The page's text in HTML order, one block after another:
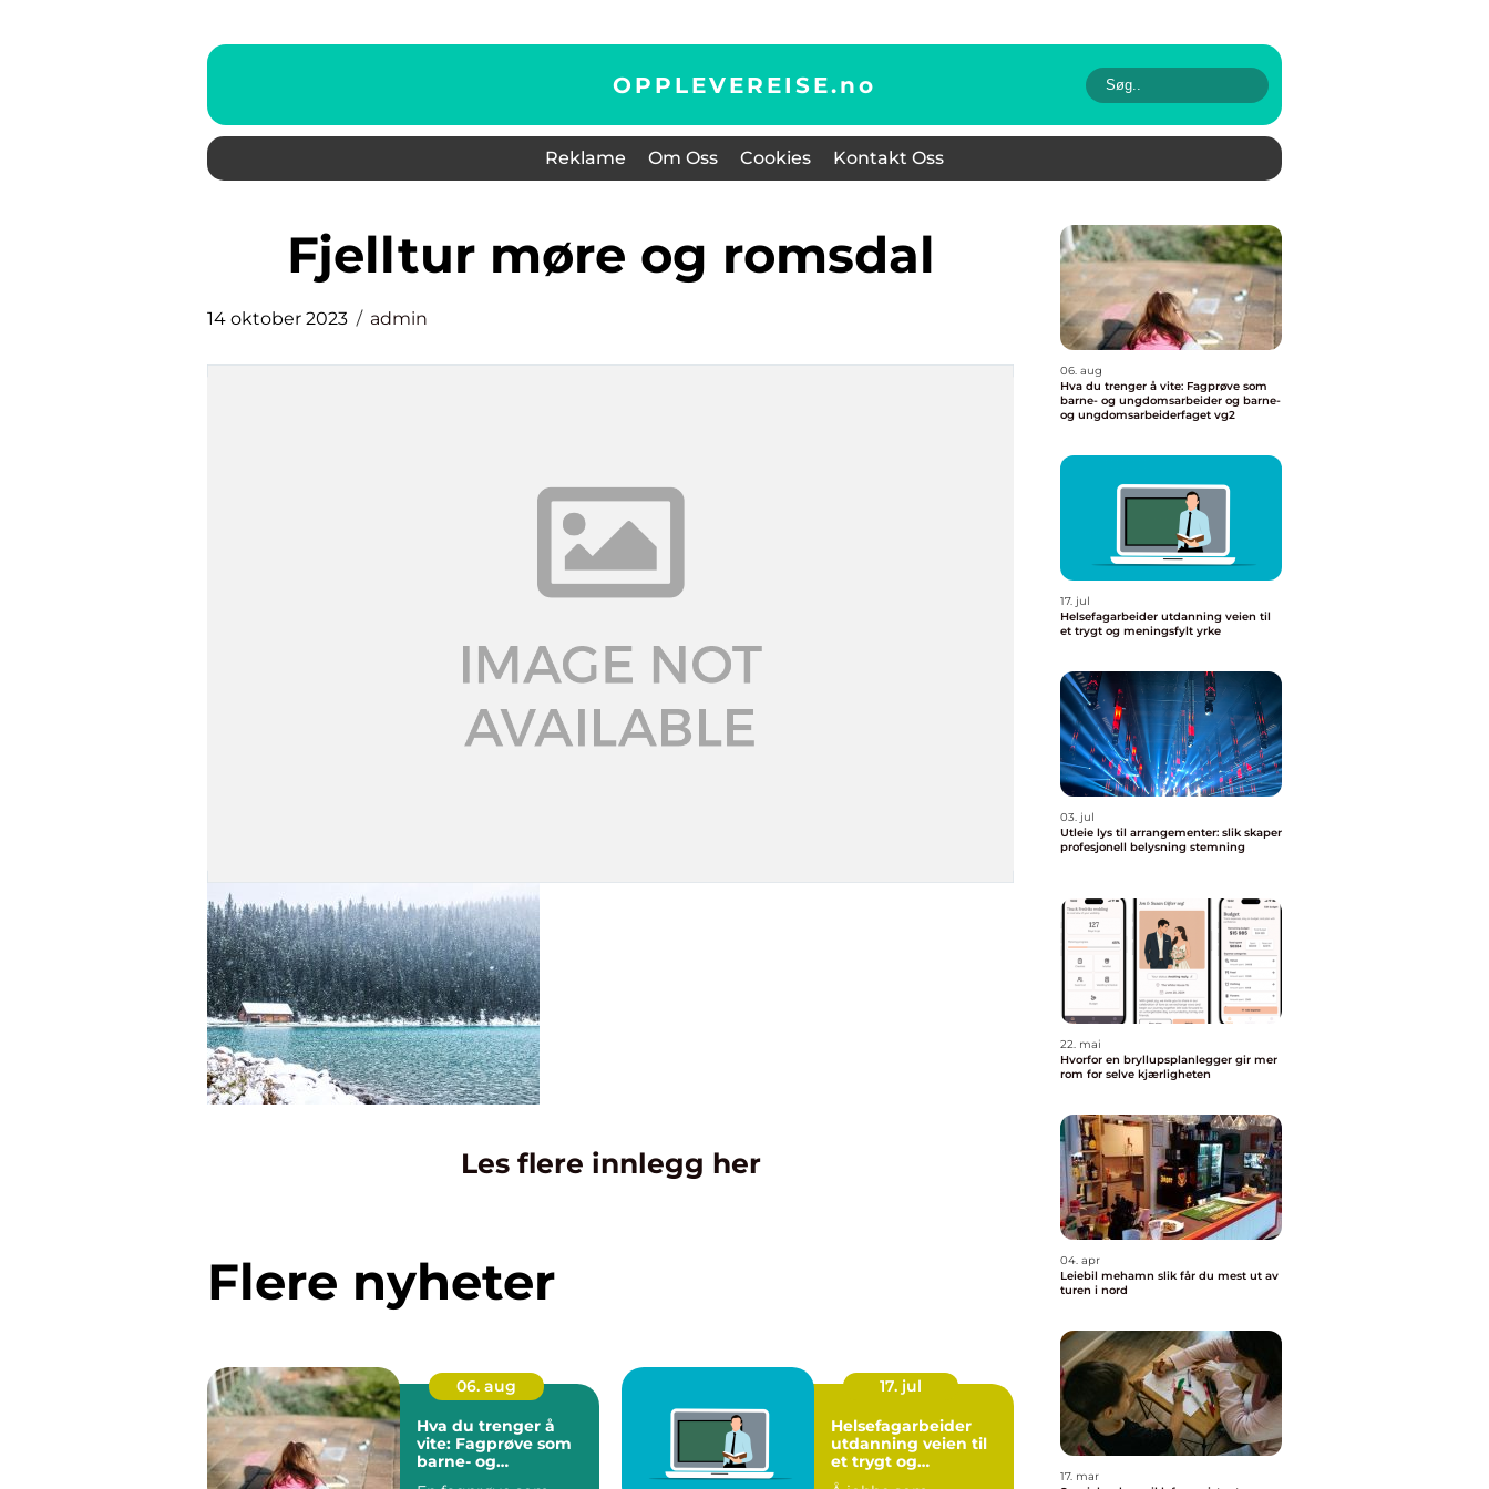
OPPLEVEREISE.no
Reklame Om Oss Cookies Kontakt Oss
fjelltur møre og romsdal
14 oktober 2023 admin
Les flere innlegg her
Flere nyheter
06. aug
Hva du trenger å
vite: Fagprøve som
barne- og
17. jul
Helsefagarbeider
utdanning veien til
et trygt og
meningsfylt yrke
06. aug
Hva du trenger å vite: Fagprøve som
barne- og ungdomsarbeider og barne-
og ungdomsarbeiderfaget vg2
17. jul
Helsefagarbeider utdanning veien til
et trygt og meningsfylt yrke
03. jul
Utleie lys til arrangementer: slik skaper
profesjonell belysning stemning
22. mai
Hvorfor en bryllupsplanlegger gir mer
rom for selve kjærligheten
04. apr
Leiebil mehamn slik får du mest ut av
turen i nord
17. mar